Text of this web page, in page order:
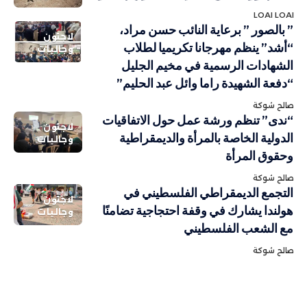
LOAI LOAI
لاجئون
وجاليات
” بالصور ” برعاية النائب حسن مراد،
“أشد” ينظم مهرجانا تكريميا لطلاب
الشهادات الرسمية في مخيم الجليل
“دفعة الشهيدة راما وائل عبد الحليم”
صالح شوكة
لاجئون
وجاليات
“ندى” تنظم ورشة عمل حول الاتفاقيات
الدولية الخاصة بالمرأة والديمقراطية
وحقوق المرأة
صالح شوكة
لاجئون
وجاليات
التجمع الديمقراطي الفلسطيني في
هولندا يشارك في وقفة احتجاجية تضامنًا
مع الشعب الفلسطيني
صالح شوكة